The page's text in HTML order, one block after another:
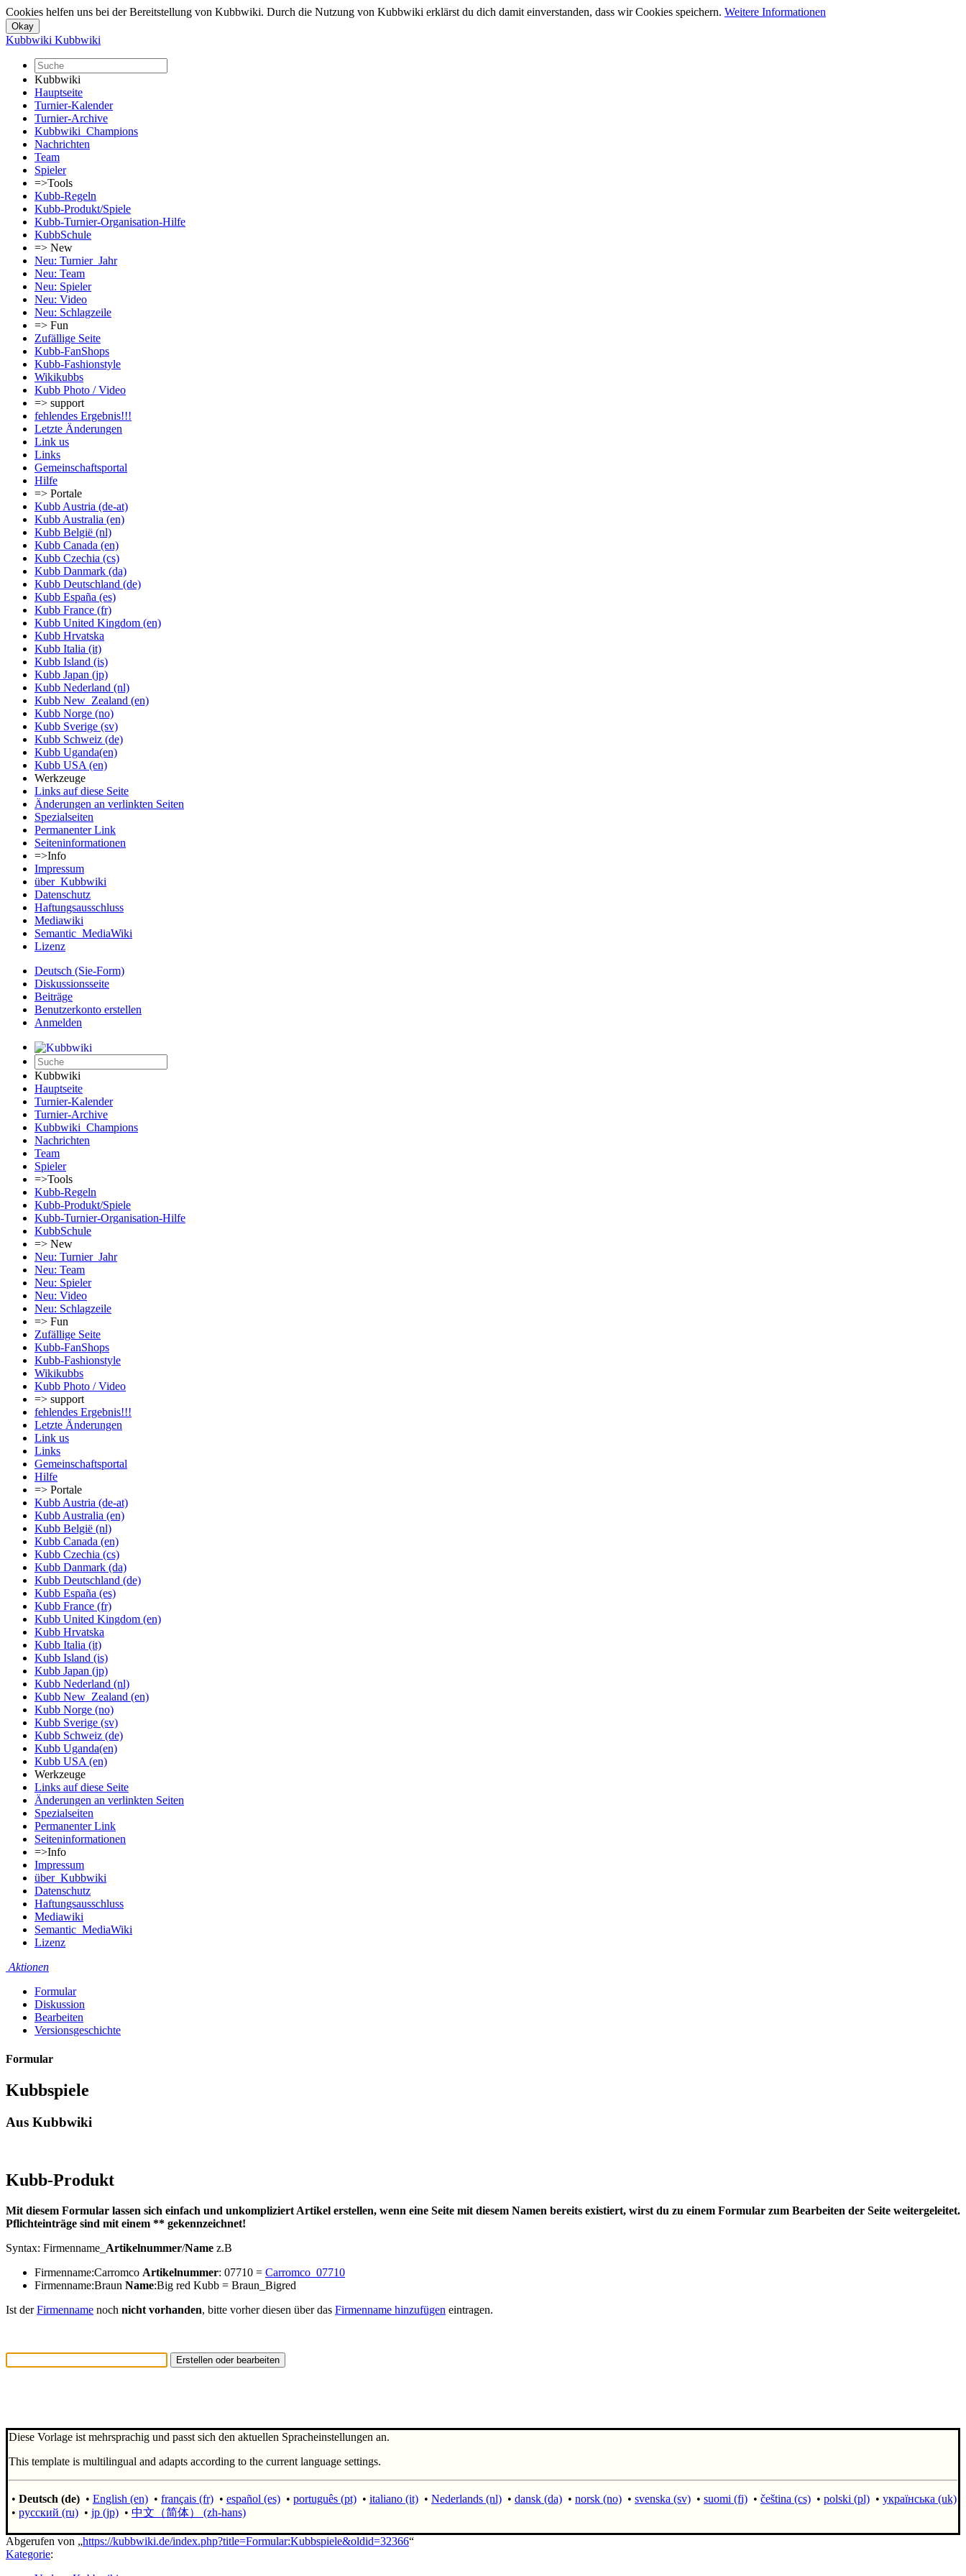
Cookies helfen uns bei der Bereitstellung von Kubbwiki. Durch die Nutzung von Kubbwiki erklärst du dich damit einverstanden, dass wir Cookies speichern. Weitere Informationen
Kubbwiki Kubbwiki
Kubbwiki
Hauptseite
Turnier-Kalender
Turnier-Archive
Kubbwiki_Champions
Nachrichten
Team
Spieler
=>Tools
Kubb-Regeln
Kubb-Produkt/Spiele
Kubb-Turnier-Organisation-Hilfe
KubbSchule
=> New
Neu: Turnier_Jahr
Neu: Team
Neu: Spieler
Neu: Video
Neu: Schlagzeile
=> Fun
Zufällige Seite
Kubb-FanShops
Kubb-Fashionstyle
Wikikubbs
Kubb Photo / Video
=> support
fehlendes Ergebnis!!!
Letzte Änderungen
Link us
Links
Gemeinschafts­portal
Hilfe
=> Portale
Kubb Austria (de-at)
Kubb Australia (en)
Kubb België (nl)
Kubb Canada (en)
Kubb Czechia (cs)
Kubb Danmark (da)
Kubb Deutschland (de)
Kubb España (es)
Kubb France (fr)
Kubb United Kingdom (en)
Kubb Hrvatska
Kubb Italia (it)
Kubb Island (is)
Kubb Japan (jp)
Kubb Nederland (nl)
Kubb New_Zealand (en)
Kubb Norge (no)
Kubb Sverige (sv)
Kubb Schweiz (de)
Kubb Uganda(en)
Kubb USA (en)
Werkzeuge
Links auf diese Seite
Änderungen an verlinkten Seiten
Spezialseiten
Permanenter Link
Seiten­informationen
=>Info
Impressum
über_Kubbwiki
Datenschutz
Haftungsausschluss
Mediawiki
Semantic_MediaWiki
Lizenz
Deutsch (Sie-Form)‎
Diskussionsseite
Beiträge
Benutzerkonto erstellen
Anmelden
Kubbwiki
Hauptseite
Turnier-Kalender
Turnier-Archive
Kubbwiki_Champions
Nachrichten
Team
Spieler
=>Tools
Kubb-Regeln
Kubb-Produkt/Spiele
Kubb-Turnier-Organisation-Hilfe
KubbSchule
=> New
Neu: Turnier_Jahr
Neu: Team
Neu: Spieler
Neu: Video
Neu: Schlagzeile
=> Fun
Zufällige Seite
Kubb-FanShops
Kubb-Fashionstyle
Wikikubbs
Kubb Photo / Video
=> support
fehlendes Ergebnis!!!
Letzte Änderungen
Link us
Links
Gemeinschafts­portal
Hilfe
=> Portale
Kubb Austria (de-at)
Kubb Australia (en)
Kubb België (nl)
Kubb Canada (en)
Kubb Czechia (cs)
Kubb Danmark (da)
Kubb Deutschland (de)
Kubb España (es)
Kubb France (fr)
Kubb United Kingdom (en)
Kubb Hrvatska
Kubb Italia (it)
Kubb Island (is)
Kubb Japan (jp)
Kubb Nederland (nl)
Kubb New_Zealand (en)
Kubb Norge (no)
Kubb Sverige (sv)
Kubb Schweiz (de)
Kubb Uganda(en)
Kubb USA (en)
Werkzeuge
Links auf diese Seite
Änderungen an verlinkten Seiten
Spezialseiten
Permanenter Link
Seiten­informationen
=>Info
Impressum
über_Kubbwiki
Datenschutz
Haftungsausschluss
Mediawiki
Semantic_MediaWiki
Lizenz
Aktionen
Formular
Diskussion
Bearbeiten
Versionsgeschichte
Formular
Kubbspiele
Aus Kubbwiki
Kubb-Produkt
Mit diesem Formular lassen sich einfach und unkompliziert Artikel erstellen, wenn eine Seite mit diesem Namen bereits existiert, wirst du zu einem Formular zum Bearbeiten der Seite weitergeleitet.
Pflichteinträge sind mit einem ** gekennzeichnet!
Syntax: Firmenname_ Artikelnummer/Name z.B
Firmenname:Carromco Artikelnummer: 07710 = Carromco_07710
Firmenname:Braun Name:Big red Kubb = Braun_Bigred
Ist derFirmenname noch nicht vorhanden, bitte vorher diesen über das Firmenname hinzufügen eintragen.
Diese Vorlage ist mehrsprachig und passt sich den aktuellen Spracheinstellungen an.
This template is multilingual and adapts according to the current language settings.
• Deutsch (de) • English (en) • français (fr) • español (es) • português (pt) • italiano (it) • Nederlands (nl) • dansk (da) • norsk (no) • svenska (sv) • suomi (fi) • čeština (cs) • polski (pl) • українська (uk)
• русский (ru) • jp (jp) • 中文（简体）‎ (zh-hans)
Abgerufen von „https://kubbwiki.de/index.php?title=Formular:Kubbspiele&oldid=32366“
Kategorie: